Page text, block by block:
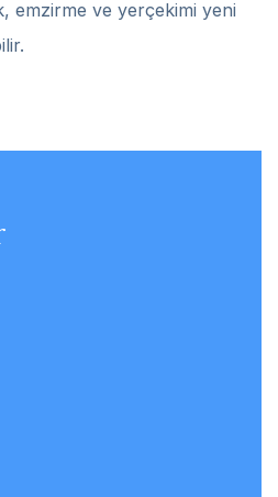
emzirme ve yerçekimi yeni